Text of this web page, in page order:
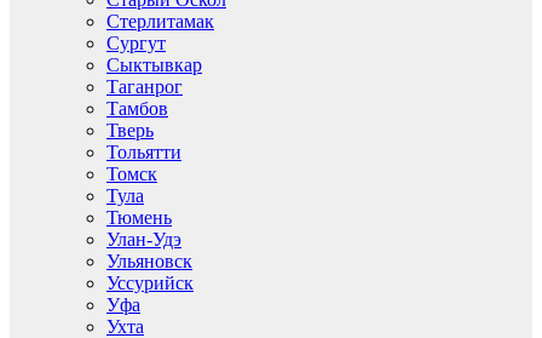
Стерлитамак
Сургут
Сыктывкар
Таганрог
Тамбов
Тверь
Тольятти
Томск
Тула
Тюмень
Улан-Удэ
Ульяновск
Уссурийск
Уфа
Ухта